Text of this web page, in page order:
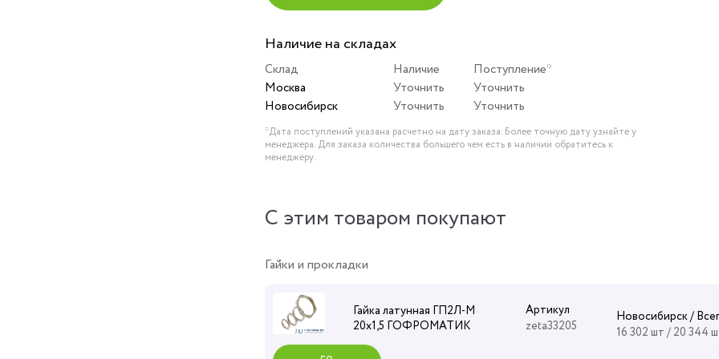
Наличие на складах
Склад Наличие
Поступление*
Москва
Уточнить
Уточнить
Новосибирск
Уточнить Уточнить
*Дата поступлений указана расчетно на дату заказа. Более точную дату узнайте у
менеджера. Для заказа количества большего чем есть в наличии обратитесь к
менеджеру.
C этим товаром покупают
Гайки и прокладки
Гайка латунная ГП2Л-М
20х1,5 ГОФРОМАТИК
Артикул
zeta33205
Новосибирск /
16 302 шт / 20 344